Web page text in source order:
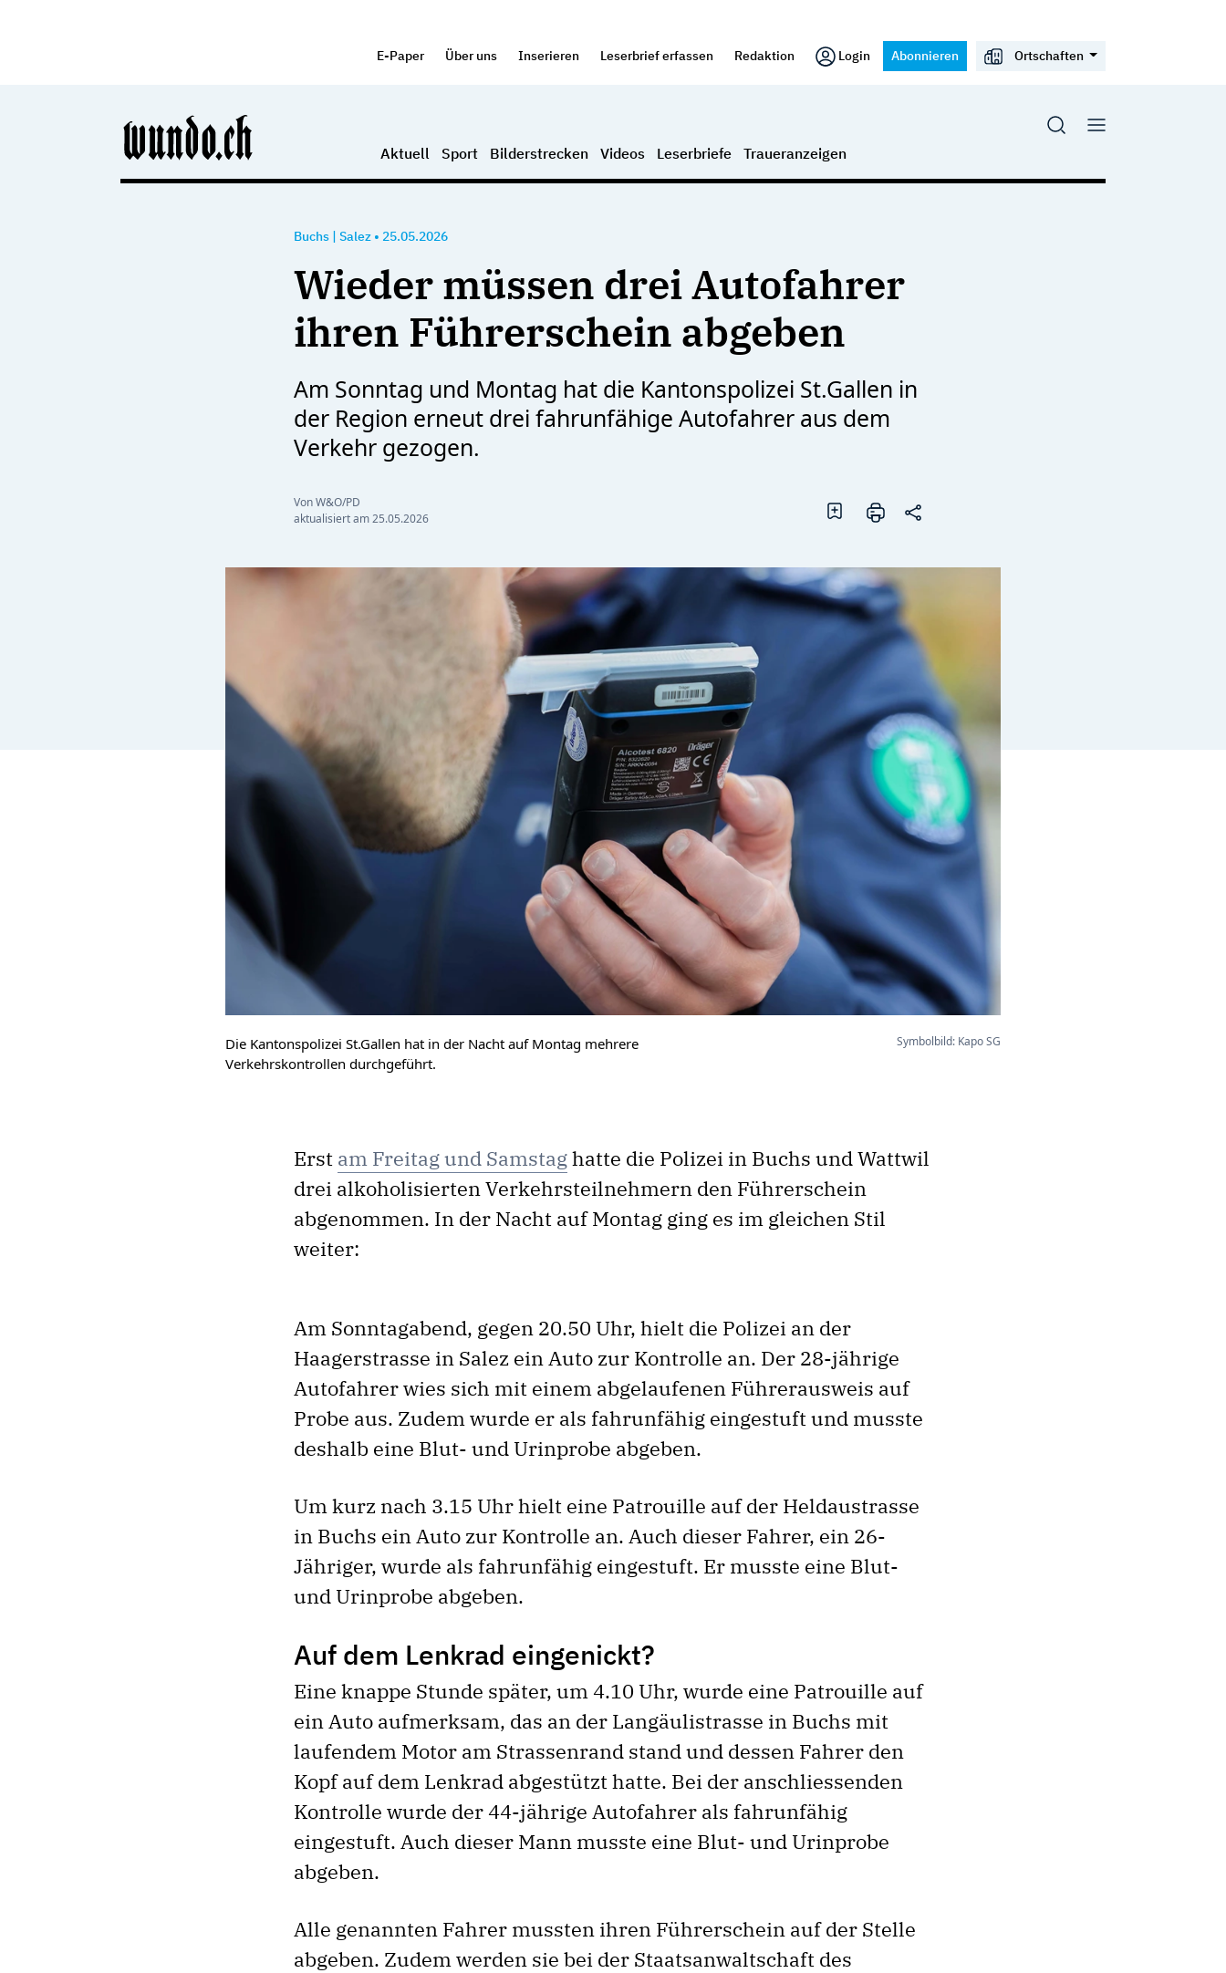
E-Paper Über uns Inserieren Leserbrief erfassen Redaktion Login Abonnieren Ortschaften
Aktuell Sport Bilderstrecken Videos Leserbriefe Traueranzeigen
Buchs Salez • 25.05.2026
Wieder müssen drei Autofahrer
ihren Führerschein abgeben
Am Sonntag und Montag hat die Kantonspolizei St.Gallen in
der Region erneut drei fahrunfähige Autofahrer aus dem
Verkehr gezogen.
Von W&O/PD
aktualisiert am25.05.2026
Die Kantonspolizei St.Gallen hat in der Nacht auf Montag mehrere
Verkehrskontrollen durchgeführt.
Symbolbild: Kapo SG
Erst am Freitag und Samstaghatte die Polizei in Buchs und Wattwil
drei alkoholisierten Verkehrsteilnehmern den Führerschein
abgenommen. In der Nacht auf Montag ging es im gleichen Stil
weiter:
Am Sonntagabend, gegen 20.50 Uhr, hielt die Polizei an der
Haagerstrasse in Salez ein Auto zur Kontrolle an. Der 28-jährige
Autofahrer wies sich mit einem abgelaufenen Führerausweis auf
Probe aus. Zudem wurde er als fahrunfähig eingestuft und musste
deshalb eine Blut- und Urinprobe abgeben.
Um kurz nach 3.15 Uhr hielt eine Patrouille auf der Heldaustrasse
in Buchs ein Auto zur Kontrolle an. Auch dieser Fahrer, ein 26-
Jähriger, wurde als fahrunfähig eingestuft. Er musste eine Blut-
und Urinprobe abgeben.
Auf dem Lenkrad eingenickt?
Eine knappe Stunde später, um 4.10 Uhr, wurde eine Patrouille auf
ein Auto aufmerksam, das an der Langäulistrasse in Buchs mit
laufendem Motor am Strassenrand stand und dessen Fahrer den
Kopf auf dem Lenkrad abgestützt hatte. Bei der anschliessenden
Kontrolle wurde der 44-jährige Autofahrer als fahrunfähig
eingestuft. Auch dieser Mann musste eine Blut- und Urinprobe
abgeben.
Alle genannten Fahrer mussten ihren Führerschein auf der Stelle
abgeben. Zudem werden sie bei der Staatsanwaltschaft des